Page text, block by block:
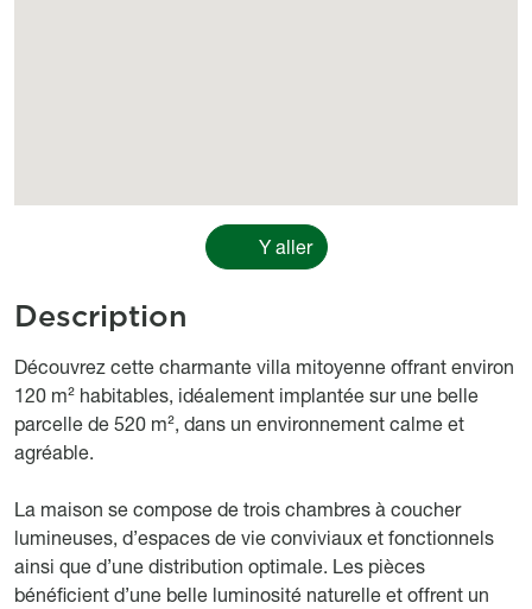
Y aller
Description
body
Découvrez cette charmante villa mitoyenne offrant environ
120 m² habitables, idéalement implantée sur une belle
parcelle de 520 m², dans un environnement calme et
agréable.
La maison se compose de trois chambres à coucher
lumineuses, d’espaces de vie conviviaux et fonctionnels
ainsi que d’une distribution optimale. Les pièces
bénéficient d’une belle luminosité naturelle et offrent un